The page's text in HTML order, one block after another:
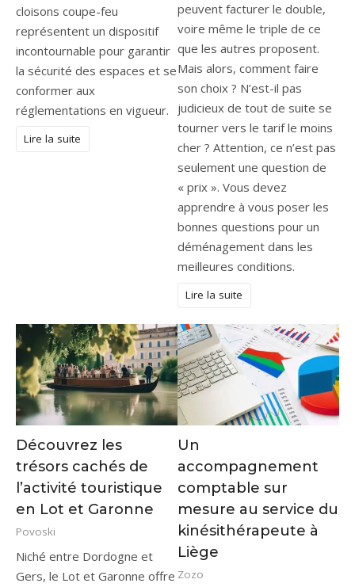
cloisons coupe-feu
représentent un dispositif
incontournable pour garantir
la sécurité des espaces et se
conformer aux
réglementations en vigueur.
Lire la suite
peuvent facturer le double,
voire même le triple de ce
que les autres proposent.
Mais alors, comment faire
son choix ? N’est-il pas
judicieux de tout de suite se
tourner vers le tarif le moins
cher ? Attention, ce n’est pas
seulement une question de
« prix ». Vous devez
apprendre à vous poser les
bonnes questions pour un
déménagement dans les
meilleures conditions.
Lire la suite
Découvrez les
trésors cachés de
l’activité touristique
en Lot et Garonne
Povoski
Niché entre Dordogne et
Gers, le Lot et Garonne offre
Un
accompagnement
comptable sur
mesure au service du
kinésithérapeute à
Liège
Zozo